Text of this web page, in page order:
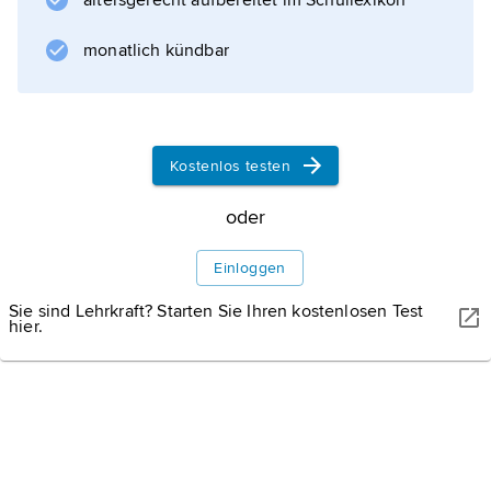
monatlich kündbar
Kostenlos testen
oder
Einloggen
Sie sind Lehrkraft? Starten Sie Ihren kostenlosen Test
hier.